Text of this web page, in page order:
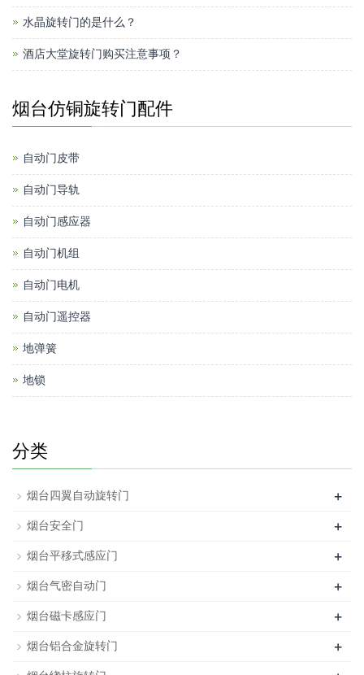
水晶旋转门的是什么？
酒店大堂旋转门购买注意事项？
烟台仿铜旋转门配件
自动门皮带
自动门导轨
自动门感应器
自动门机组
自动门电机
自动门遥控器
地弹簧
地锁
分类
烟台四翼自动旋转门 +
烟台安全门 +
烟台平移式感应门 +
烟台气密自动门 +
烟台磁卡感应门 +
烟台铝合金旋转门 +